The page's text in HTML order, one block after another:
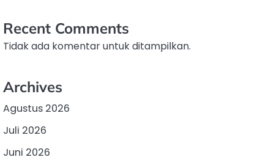
Recent Comments
Tidak ada komentar untuk ditampilkan.
Archives
Agustus 2026
Juli 2026
Juni 2026